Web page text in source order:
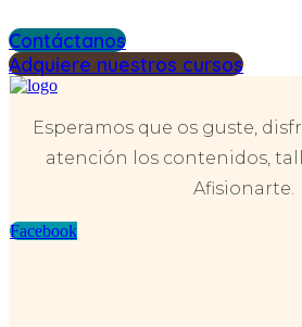
Contáctanos
Adquiere nuestros cursos
Esperamos que os guste,
atención los contenidos,
Afisionarte.
Facebook